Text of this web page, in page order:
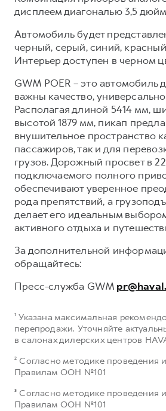
дисплеем диагональю 3,5
Автомобиль будет
черный, серый, синий,
Интерьер доступен в черном
GWM POER – это автомобиль
важны качество,
Располагая длиной 5414 мм,
высотой 1879 мм, пикап
внушительное пространство
пассажиров, так и для
грузов. Дорожный просвет в
подключаемого полного
обеспечивают уверенное
рода препятствий, а
делает его идеальным
активного отдыха и
За дополнительной
обращайтесь:
Пресс-служба GWM
¹ Указана максимальная
перепродажи. Уточняйте
в салонах дилерских центров
² Согласно методике проведения
Правилам ООН №101
³ Согласно методике проведения
Правилам ООН №101